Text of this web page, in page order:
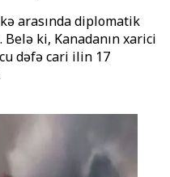
arasında diplomatik
ki, Kanadanın xarici
dəfə cari ilin 17